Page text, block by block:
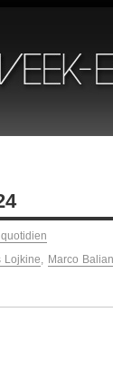
Lojkine, Marco